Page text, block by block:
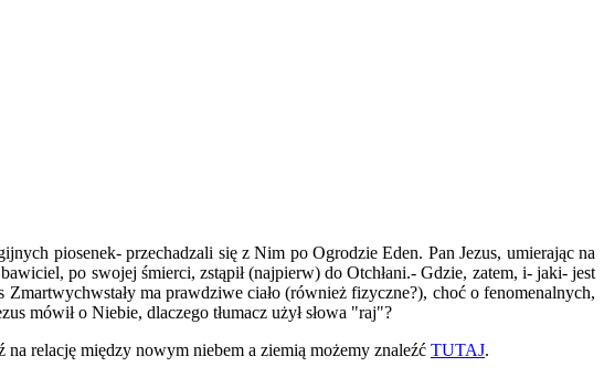
piosenek- przechadzali się z Nim po Ogrodzie Eden. Pan Jezus, umierając na
po swojej śmierci, zstąpił (najpierw) do Otchłani.- Gdzie, zatem, i- jaki- jest
ma prawdziwe ciało (również fizyczne?), choć o fenomenalnych,
mówił o Niebie, dlaczego tłumacz użył słowa "raj"?
relację między nowym niebem a ziemią możemy znaleźć TUTAJ.